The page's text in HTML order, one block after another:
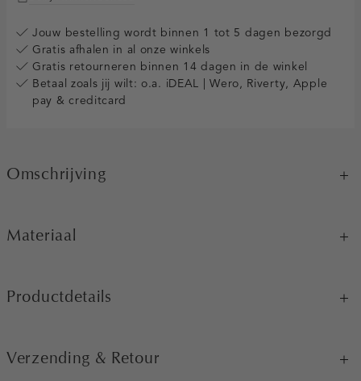
Jouw bestelling wordt binnen 1 tot 5 dagen bezorgd
Gratis afhalen in al onze winkels
Gratis retourneren binnen 14 dagen in de winkel
Betaal zoals jij wilt: o.a. iDEAL | Wero, Riverty, Apple
pay & creditcard
Omschrijving
Materiaal
Productdetails
Verzending & Retour